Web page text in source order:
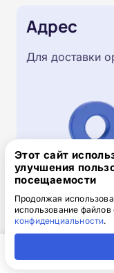
Адрес
Для доставки
Этот сайт
улучшения
посещаемости
Продолжая
использование
конфиденциальности.